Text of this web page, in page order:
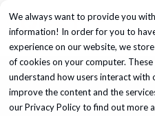
We always want to provide you
information! In order for you to
experience on our website, we
of cookies on your computer.
understand how users interact with
improve the content and the
ourPrivacy Policyto find out more